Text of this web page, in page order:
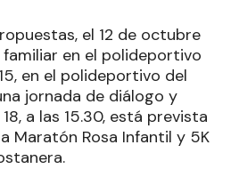
el 12 de octubre
en el polideportivo
en el polideportivo del
jornada de diálogo y
a las 15.30, está prevista
Maratón Rosa Infantil y 5K